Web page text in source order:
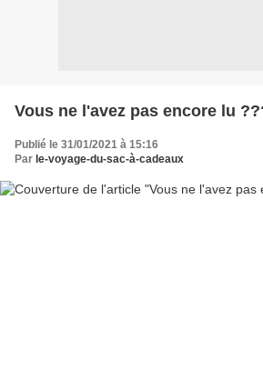
Vous ne l'avez pas encore lu
Publié le 31/01/2021 à 15:16
Par le-voyage-du-sac-à-cadeaux